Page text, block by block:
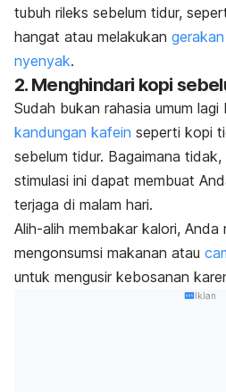
tubuh rileks sebelum tidur,
hangat atau melakukan
nyenyak.
2. Menghindari kopi
Sudah bukan rahasia umum lagi
kandungan kafein seperti kopi
sebelum tidur. Bagaimana
stimulasi ini dapat membuat
terjaga di malam hari.
Alih-alih membakar kalori, Anda
mengonsumsi makanan atau
untuk mengusir kebosanan
Iklan